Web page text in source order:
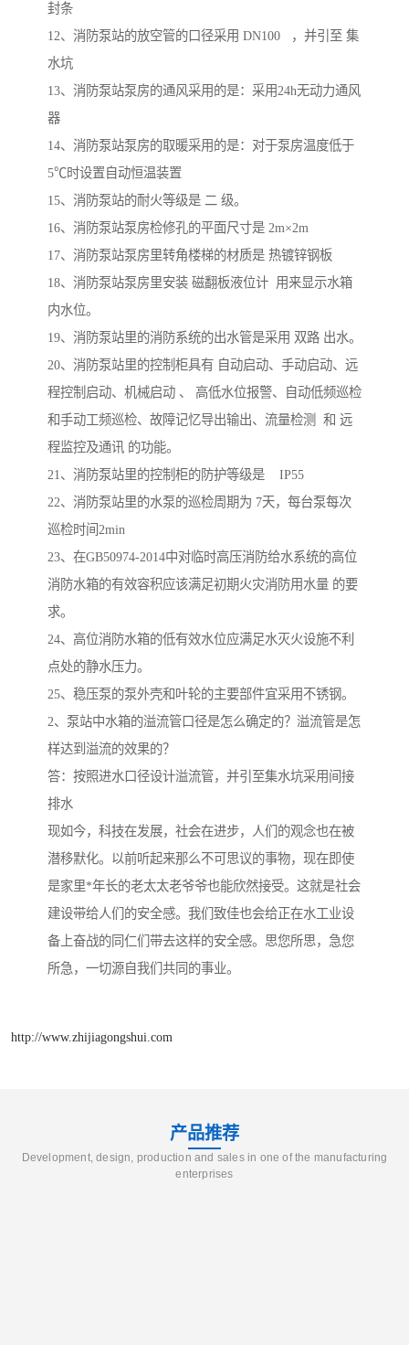
封条
12、消防泵站的放空管的口径采用 DN100 ，并引至 集
水坑
13、消防泵站泵房的通风采用的是：采用24h无动力通风
器
14、消防泵站泵房的取暖采用的是：对于泵房温度低于
5℃时设置自动恒温装置
15、消防泵站的耐火等级是 二 级。
16、消防泵站泵房检修孔的平面尺寸是 2m×2m
17、消防泵站泵房里转角楼梯的材质是 热镀锌钢板
18、消防泵站泵房里安装 磁翻板液位计 用来显示水箱
内水位。
19、消防泵站里的消防系统的出水管是采用 双路 出水。
20、消防泵站里的控制柜具有 自动启动、手动启动、远
程控制启动、机械启动 、 高低水位报警、自动低频巡检
和手动工频巡检、故障记忆导出输出、流量检测 和 远
程监控及通讯 的功能。
21、消防泵站里的控制柜的防护等级是 IP55
22、消防泵站里的水泵的巡检周期为 7天，每台泵每次
巡检时间2min
23、在GB50974-2014中对临时高压消防给水系统的高位
消防水箱的有效容积应该满足初期火灾消防用水量 的要
求。
24、高位消防水箱的低有效水位应满足水灭火设施不利
点处的静水压力。
25、稳压泵的泵外壳和叶轮的主要部件宜采用不锈钢。
2、泵站中水箱的溢流管口径是怎么确定的？溢流管是怎
样达到溢流的效果的？
答：按照进水口径设计溢流管，并引至集水坑采用间接
排水
现如今，科技在发展，社会在进步，人们的观念也在被
潜移默化。以前听起来那么不可思议的事物，现在即使
是家里*年长的老太太老爷爷也能欣然接受。这就是社会
建设带给人们的安全感。我们致佳也会给正在水工业设
备上奋战的同仁们带去这样的安全感。思您所思，急您
所急，一切源自我们共同的事业。
http://www.zhijiagongshui.com
产品推荐
Development, design, production and sales in one of the manufacturing
enterprises